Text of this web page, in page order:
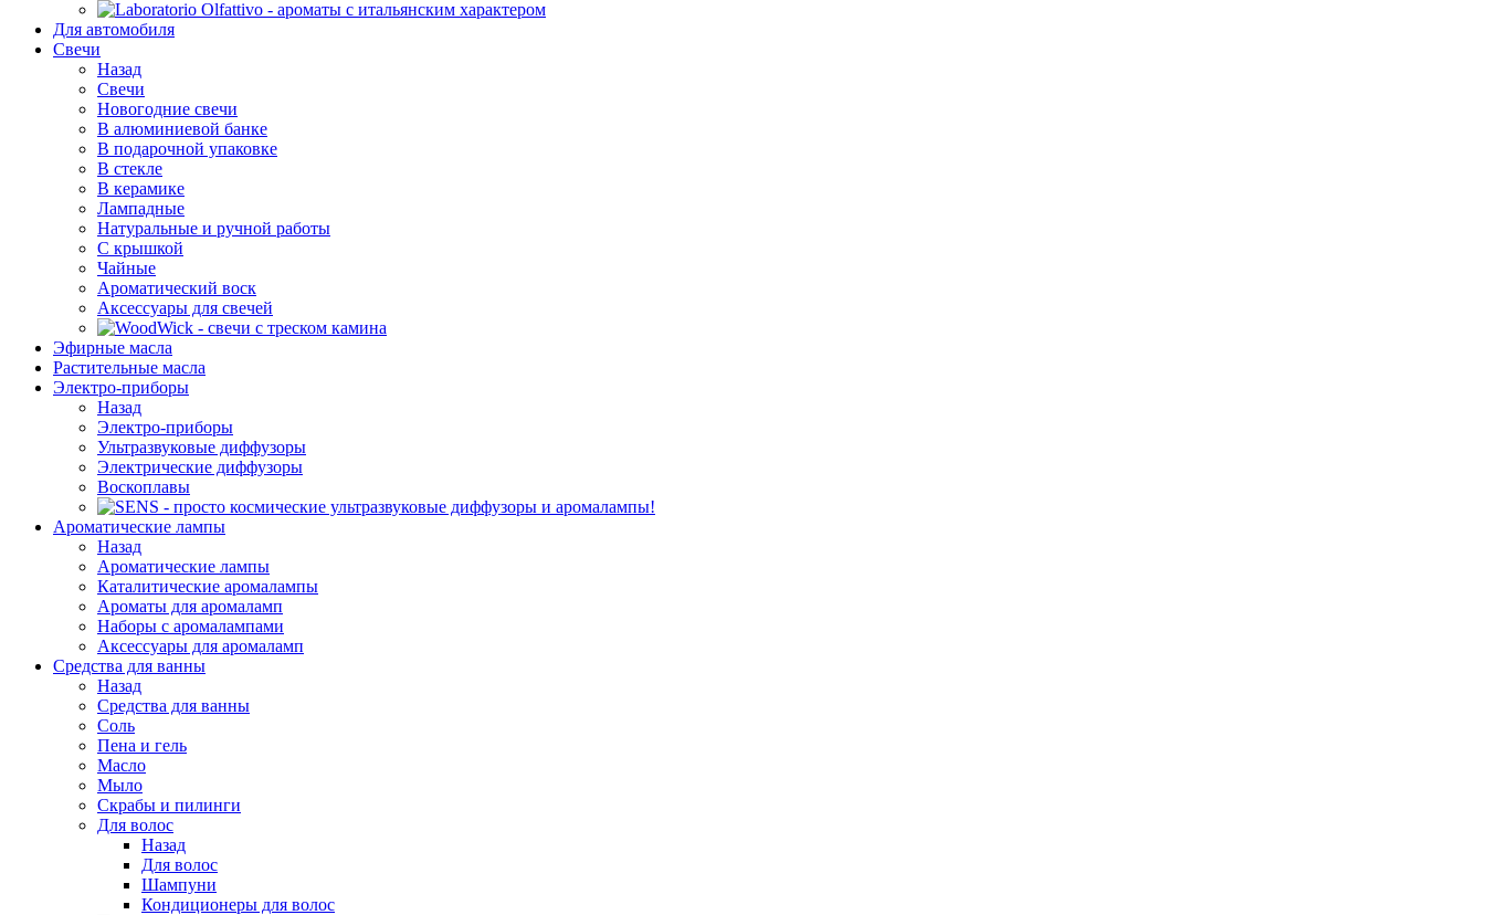
Для автомобиля
Свечи
Назад
Свечи
Новогодние свечи
В алюминиевой банке
В подарочной упаковке
В стекле
В керамике
Лампадные
Натуральные и ручной работы
С крышкой
Чайные
Ароматический воск
Аксессуары для свечей
Эфирные масла
Растительные масла
Электро-приборы
Назад
Электро-приборы
Ультразвуковые диффузоры
Электрические диффузоры
Воскоплавы
Ароматические лампы
Назад
Ароматические лампы
Каталитические аромалампы
Ароматы для аромаламп
Наборы с аромалампами
Аксессуары для аромаламп
Средства для ванны
Назад
Средства для ванны
Соль
Пена и гель
Масло
Мыло
Скрабы и пилинги
Для волос
Назад
Для волос
Шампуни
Кондиционеры для волос